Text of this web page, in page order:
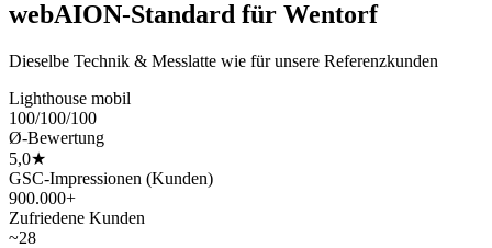
webAION-Standard für Wentorf
Dieselbe Technik & Messlatte wie für unsere Referenzkunden
Lighthouse mobil
100/100/100
Ø-Bewertung
5,0★
GSC-Impressionen (Kunden)
900.000+
Zufriedene Kunden
~28